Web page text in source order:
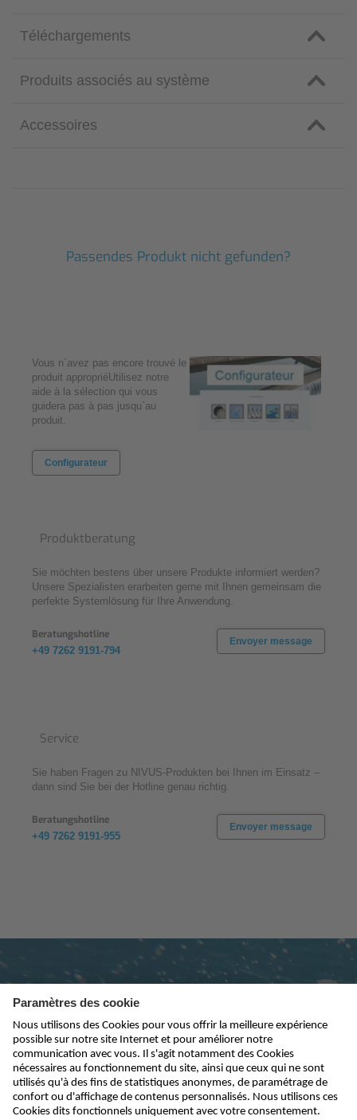
Téléchargements
Produits associés au système
Accessoires
Passendes Produkt nicht gefunden?
Vous n´avez pas encore trouvé le
produit appropriéUtilisez notre
aide à la sélection qui vous
guidera pas à pas jusqu´au
produit.
Configurateur
Produktberatung
Sie möchten bestens über unsere Produkte informiert werden?
Unsere Spezialisten erarbeiten gerne mit Ihnen gemeinsam die
perfekte Systemlösung für Ihre Anwendung.
Beratungshotline
+49 7262 9191-794
Envoyer message
Service
Sie haben Fragen zu NIVUS-Produkten bei Ihnen im Einsatz –
dann sind Sie bei der Hotline genau richtig.
Beratungshotline
+49 7262 9191-955
Envoyer message
Abonnez-vous à la newsletter
envoyer